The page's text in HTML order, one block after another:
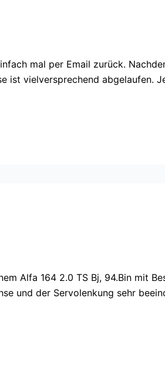
mal per Email zurück.
ist vielversprechend abgelaufen.
Alfa 164 2.0 TS Bj, 94.Bin mit
und der Servolenkung sehr